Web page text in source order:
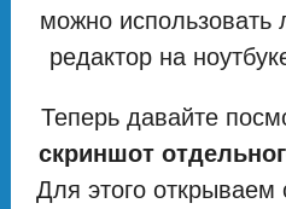
можно использовать
редактор на
Теперь давайте
скриншот
Для этого открываем